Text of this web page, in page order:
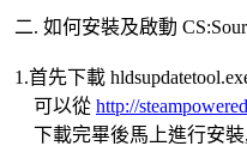
二. 如何安裝及啟動
1.首先下載
可以從 http://
下載完畢後馬上進行安裝